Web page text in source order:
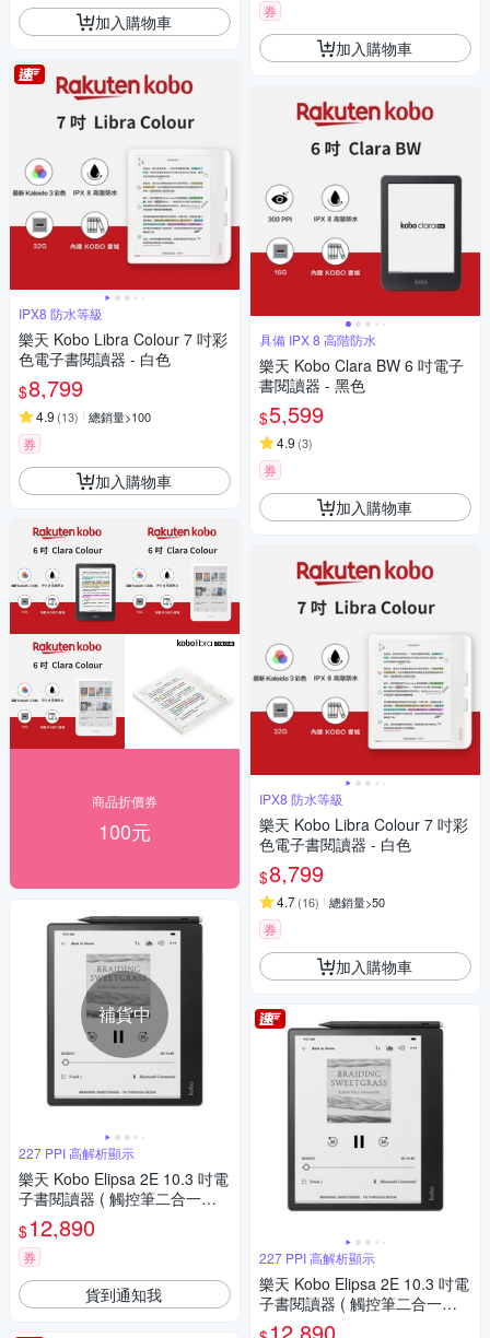
加入購物車
IPX8 防水等級
樂天 Kobo Libra Colour 7 吋彩
色電子書閱讀器 - 白色
$8,799
4.9 (13) 總銷量>100
券
加入購物車
商品折價券
100元
補貨中
227 PPI 高解析顯示
樂天 Kobo Elipsa 2E 10.3 吋電
子書閱讀器 ( 觸控筆二合一套
組 )
$12,890
券
貨到通知我
券
加入購物車
具備 IPX 8 高階防水
樂天 Kobo Clara BW 6 吋電子
書閱讀器 - 黑色
$5,599
4.9 (3)
券
加入購物車
IPX8 防水等級
樂天 Kobo Libra Colour 7 吋彩
色電子書閱讀器 - 白色
$8,799
4.7(16) 總銷量>50
券
加入購物車
227 PPI 高解析顯示
樂天 Kobo Elipsa 2E 10.3 吋電
子書閱讀器 ( 觸控筆二合一套
組 )